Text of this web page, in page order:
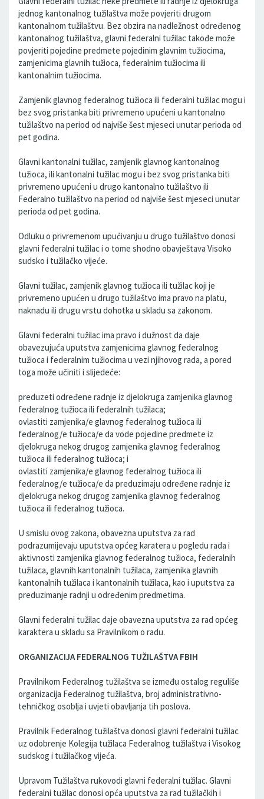
jednog kantonalnog tužilaštva može povjeriti drugom
kantonalnom tužilaštvu. Bez obzira na nadležnost određenog
kantonalnog tužilaštva, glavni federalni tužilac takođe može
povjeriti pojedine predmete pojedinim glavnim tužiocima,
zamjenicima glavnih tužioca, federalnim tužiocima ili
kantonalnim tužiocima.
Zamjenik glavnog federalnog tužioca ili federalni tužilac mogu i
bez svog pristanka biti privremeno upućeni u kantonalno
tužilaštvo na period od najviše šest mjeseci unutar perioda od
pet godina.
Glavni kantonalni tužilac, zamjenik glavnog kantonalnog
tužioca, ili kantonalni tužilac mogu i bez svog pristanka biti
privremeno upućeni u drugo kantonalno tužilaštvo ili
Federalno tužilaštvo na period od najviše šest mjeseci unutar
perioda od pet godina.
Odluku o privremenom upućivanju u drugo tužilaštvo donosi
glavni federalni tužilac i o tome shodno obavještava Visoko
sudsko i tužilačko vijeće.
Glavni tužilac, zamjenik glavnog tužioca ili tužilac koji je
privremeno upućen u drugo tužilaštvo ima pravo na platu,
naknadu ili drugu vrstu dohotka u skladu sa zakonom.
Glavni federalni tužilac ima pravo i dužnost da daje
obavezujuća uputstva zamjenicima glavnog federalnog
tužioca i federalnim tužiocima u vezi njihovog rada, a pored
toga može učiniti i slijedeće:
preduzeti određene radnje iz djelokruga zamjenika glavnog
federalnog tužioca ili federalnih tužilaca;
ovlastiti zamjenika/e glavnog federalnog tužioca ili
federalnog/e tužioca/e da vode pojedine predmete iz
djelokruga nekog drugog zamjenika glavnog federalnog
tužioca ili federalnog tužioca; i
ovlastiti zamjenika/e glavnog federalnog tužioca ili
federalnog/e tužioca/e da preduzimaju određene radnje iz
djelokruga nekog drugog zamjenika glavnog federalnog
tužioca ili federalnog tužioca.
U smislu ovog zakona, obavezna uputstva za rad
podrazumijevaju uputstva općeg karatera u pogledu rada i
aktivnosti zamjenika glavnog federalnog tužioca, federalnih
tužilaca, glavnih kantonalnih tužilaca, zamjenika glavnih
kantonalnih tužilaca i kantonalnih tužilaca, kao i uputstva za
preduzimanje radnji u određenim predmetima.
Glavni federalni tužilac daje obavezna uputstva za rad općeg
karaktera u skladu sa Pravilnikom o radu.
ORGANIZACIJA FEDERALNOG TUŽILAŠTVA FBIH
Pravilnikom Federalnog tužilaštva se između ostalog reguliše
organizacija Federalnog tužilaštva, broj administrativno-
tehničkog osoblja i uvjeti obavljanja tih poslova.
Pravilnik Federalnog tužilaštva donosi glavni federalni tužilac
uz odobrenje Kolegija tužilaca Federalnog tužilaštva i Visokog
sudskog i tužilačkog vijeća.
Upravom Tužilaštva rukovodi glavni federalni tužilac. Glavni
federalni tužilac donosi opća uputstva za rad tužilačkih i